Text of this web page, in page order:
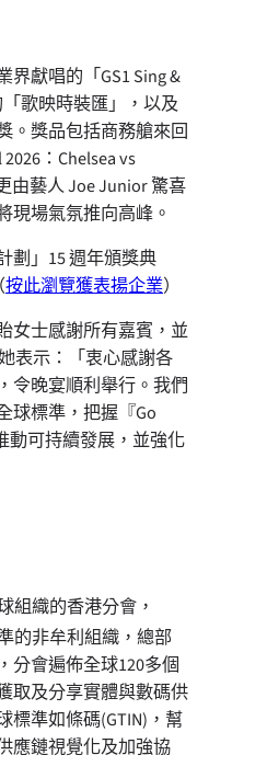
獻唱的「GS1 Sing &
歌映時裝匯」，以及
。獎品包括商務艙來回
：Chelsea vs
由藝人 Joe Junior 驚喜
現場氣氛推向高峰。
劃」15 週年頒獎典
按此瀏覽獲表揚企業）
女士感謝所有嘉賓，並
表示：「衷心感謝各
令晚宴順利舉行。我們
球標準，把握『Go
動可持續發展，並強化
組織的香港分會，
的非牟利組織，總部
分會遍佈全球120多個
取及分享實體與數碼供
標準如條碼(GTIN)，幫
應鏈視覺化及加強協